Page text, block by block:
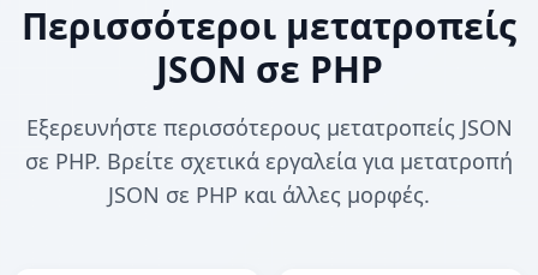
Περισσότεροι μετατροπείς
JSON σε PHP
Εξερευνήστε περισσότερους μετατροπείς JSON
σε PHP. Βρείτε σχετικά εργαλεία για μετατροπή
JSON σε PHP και άλλες μορφές.